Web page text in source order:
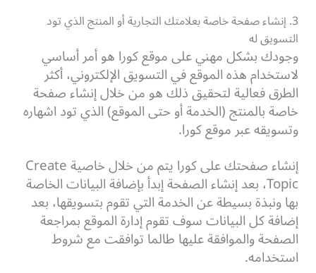
3. إنشاء صفحة خاصة بعلامتك التجارية أو المنتج الذي تود
التسويق له
وجودك بشكل مهني على موقع كورا هو أمر أساسي
لاستخدام هذه الموقع في التسويق الإلكتروني، أكثر
الطرق فعالية لتحقيق ذلك هو من خلال إنشاء صفحة
خاصة بالمنتج (الخدمة أو حتى الموقع) الذي تود اشهاره
وتسويقه عبر موقع كورا.
إنشاء صفحتك على كورا يتم من خلال خاصية Create
Topic، بعد إنشاء الصفحة إبدأ بإضافة البيانات الخاصة
بها ونبذة بسيطة عن الخدمة التي تقوم بتسويقها، بعد
إضافة كل البيانات سوف تقوم إدارة الموقع بمراجعة
الصفحة والموافقة عليها طالما توافقت مع شروط
استخدامه.